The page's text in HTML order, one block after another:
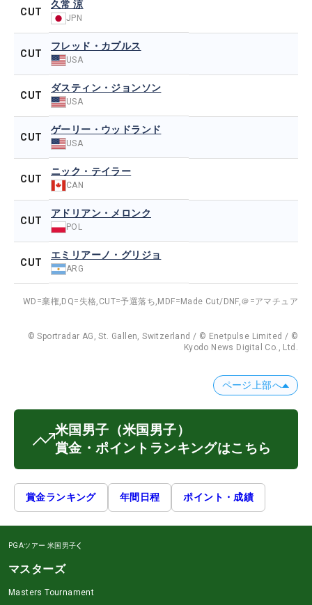
CUT
久常 涼
JPN
CUT
フレッド・カプルス
USA
CUT
ダスティン・ジョンソン
USA
CUT
ゲーリー・ウッドランド
USA
CUT
ニック・テイラー
CAN
CUT
アドリアン・メロンク
POL
CUT
エミリアーノ・グリジョ
ARG
WD=棄権, DQ=失格, CUT=予選落ち, MDF=Made Cut/DNF,＠=アマチュア
© Sportradar AG, St. Gallen, Switzerland / © Enetpulse Limited / ©
Kyodo News Digital Co., Ltd.
ページ上部へ
米国男子 （米国男子）
賞金・ポイントランキングはこちら
賞金ランキング 年間日程 ポイント・成績
PGAツアー 米国男子
マスターズ
Masters Tournament